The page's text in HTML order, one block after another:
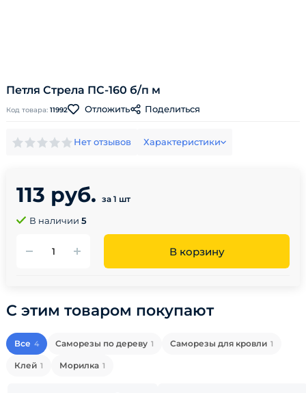
Петля Стрела ПС-160 б/п м
Код товара: 11992 Отложить Поделиться
Нет отзывов Характеристики
113 руб. за 1 шт
В наличии 5
В корзину
С этим товаром покупают
Все 4 Саморезы по дереву 1 Саморезы для кровли 1
Клей 1 Морилка 1